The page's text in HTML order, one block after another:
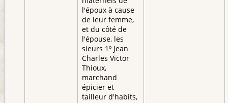
l'époux à cause
de leur femme,
et du côté de
l'épouse, les
sieurs 1º Jean
Charles Victor
Thioux,
marchand
épicier et
tailleur d'habits,